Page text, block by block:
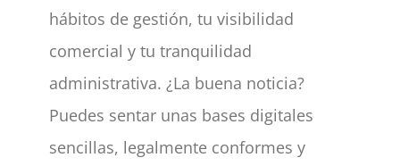
hábitos de gestión, tu visibilidad
comercial y tu tranquilidad
administrativa. ¿La buena noticia?
Puedes sentar unas bases digitales
sencillas, legalmente conformes y